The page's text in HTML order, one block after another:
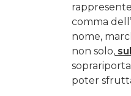
comma
nome,
non solo,
poter